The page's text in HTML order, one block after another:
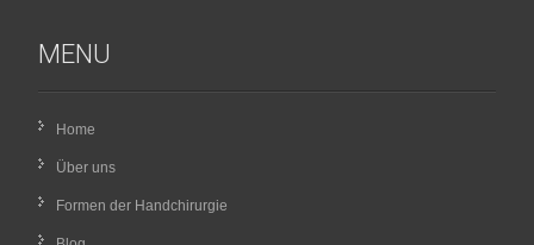
MENU
Home
Über uns
Formen der Handchirurgie